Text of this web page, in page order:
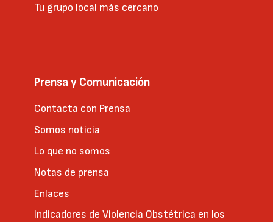
Tu grupo local más cercano
Prensa y Comunicación
Contacta con Prensa
Somos noticia
Lo que no somos
Notas de prensa
Enlaces
Indicadores de Violencia Obstétrica en los